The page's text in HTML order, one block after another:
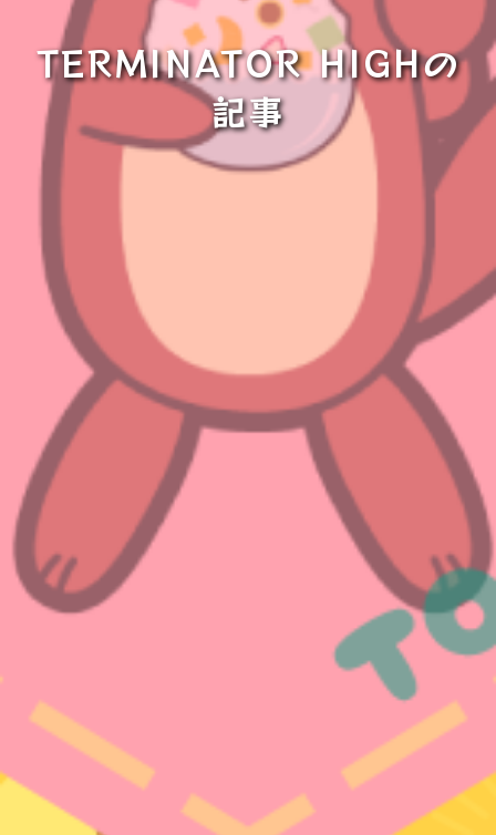
TERMINATOR HIGHの
記事